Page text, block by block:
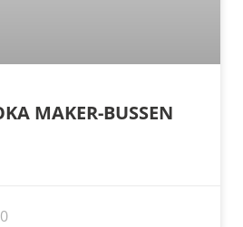
MAKER-BUSSEN